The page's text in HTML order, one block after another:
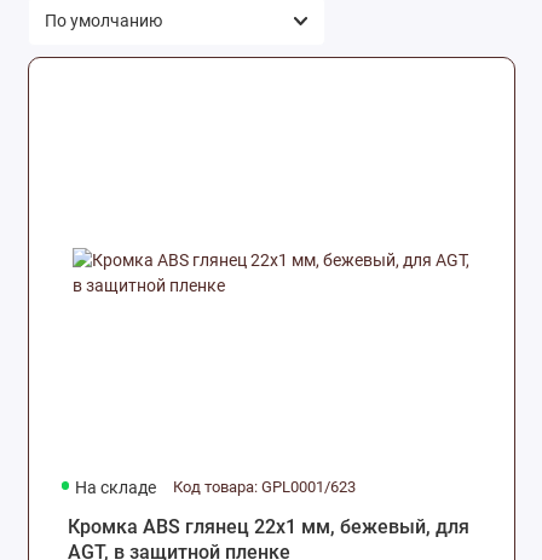
сэндвич-панели
Оборудование, инструмент и крепеж
На складе Код товара: GPL0001/623
Кромка ABS глянец 22х1 мм, бежевый, для
AGT, в защитной пленке